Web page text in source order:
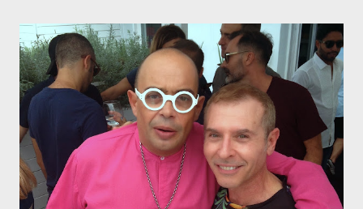
haciéndole padre de un precioso niño. Marta ha sido toda una
campeona, durante los primeros 3 meses de embarazo tuvo que
guardar reposo debido a un síndrome llamado
“hiperemesisgravídica”.Pasados los meses fatídicos de
gestación Marta tiró adelante con el embarazo, ahora es una
mamá feliz. Otro de los modelos que ha sido padre este año ha
sido el madrileño, Emilio Flores , el top que desfiló en las mejores
pasarelas ...